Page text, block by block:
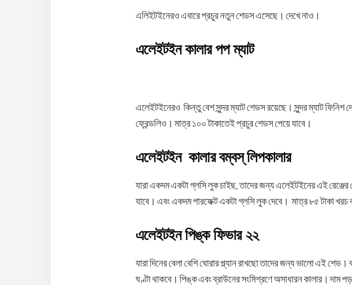
এলিইটইনেরও এবারে প্রচুর নতুন শেডস এসেছে। দেখে নাও।
এলেইটইন কালার পপ ম্যাট
এলেইটইনেরও কিন্তু বেশ সুন্দর ম্যাট শেডস রয়েছে। সুন্দর ম্যাট ফিনিশ
ফ্রেন্ডলিও। মাত্র ১০০ টাকাতেই প্রচুর শেডস পেয়ে যাবে।
এলেইটইন কালার বম্বস্ লিপকালার
যারা একদম একটা গ্লসি লুক চাইছ, তাদের জন্য এলেইটইনের এই
যাবে। এবং একদম পারফেক্ট একটা গ্লসি লুক দেবে। মাত্র ৮৫ টাকা
এলেইটইন পিঙ্ক ফিভার ২২
যারা দিনের বেলা বেশি ঘোরার প্ল্যান রাখছো তাদের জন্য ভালো এই
ঘণ্টা থাকবে। পিঙ্ক এবং ব্রাউনের সংমিশ্রণে অসাধারন কালার। দাম